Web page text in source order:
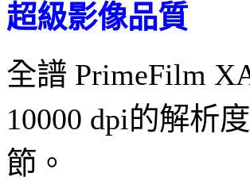
超級影像品質
全譜 PrimeFilm
10000 dpi的解析
節。